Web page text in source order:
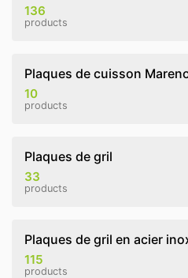
136
products
Plaques de cuisson
10
products
Plaques de gril
33
products
Plaques de gril en acier
115
products